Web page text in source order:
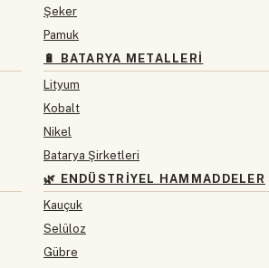
Şeker
Pamuk
🔋 BATARYA METALLERI
Lityum
Kobalt
Nikel
Batarya Şirketleri
🌿 ENDÜSTRIYEL HAMMADDELER
Kauçuk
Selüloz
Gübre